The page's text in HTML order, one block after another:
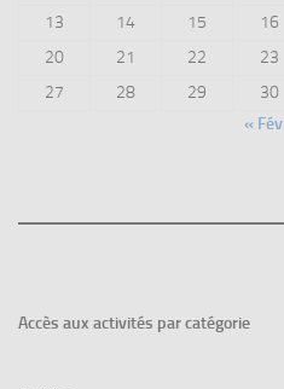
13
14 15 16
20
21 22 23
27
28 29
30
« Fév
Accès aux activités par catégorie